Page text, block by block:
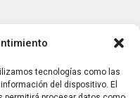
tecnologías como las
del dispositivo. El
de almendras